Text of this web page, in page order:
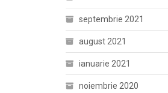
septembrie 2021
august 2021
ianuarie 2021
noiembrie 2020